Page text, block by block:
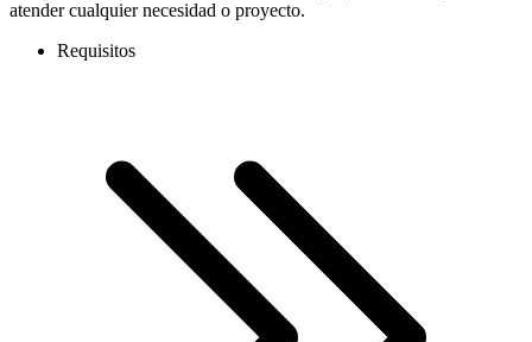
atender cualquier necesidad o proyecto.
Requisitos